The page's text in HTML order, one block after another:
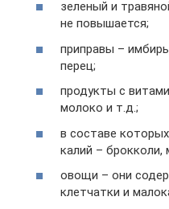
зеленый и
не повышается;
приправы –
перец;
продукты с
молоко и т.д.;
в составе
калий –
овощи – они
клетчатки и